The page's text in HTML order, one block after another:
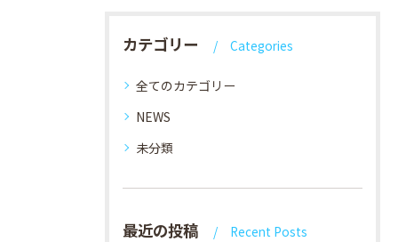
カテゴリー Categories
全てのカテゴリー
NEWS
未分類
最近の投稿 Recent Posts